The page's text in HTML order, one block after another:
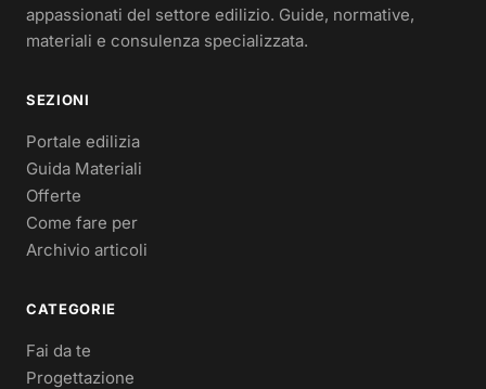
appassionati del settore edilizio. Guide, normative,
materiali e consulenza specializzata.
SEZIONI
Portale edilizia
Guida Materiali
Offerte
Come fare per
Archivio articoli
CATEGORIE
Fai da te
Progettazione